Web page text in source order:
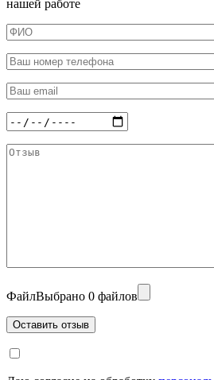
нашей работе
ФайлВыбрано 0 файлов